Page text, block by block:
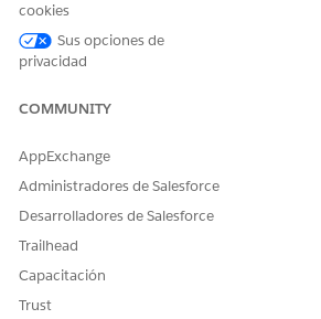
¿Ejecuta esta acción una o
solicitudes?
CONSULTE TAMBIÉN:
Agente de comercio para Commerce
Agentforce for Commerce
cookies
Sus opciones de
privacidad
COMMUNITY
AppExchange
Administradores de Salesforce
Desarrolladores de Salesforce
Trailhead
Capacitación
Trust